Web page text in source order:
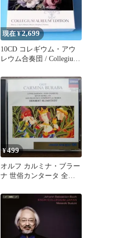
現在 ¥2,699
10CD コレギウム・アウ
レウム合奏団 / Collegium
¥499
オルフ カルミナ・ブラー
ナ 世俗カンタータ 全
の女神）